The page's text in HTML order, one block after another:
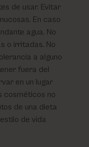
de usar. Evitar
En caso
agua. No
o irritadas. No
a alguno
fuera del
en un lugar
cosméticos no
de una dieta
de vida